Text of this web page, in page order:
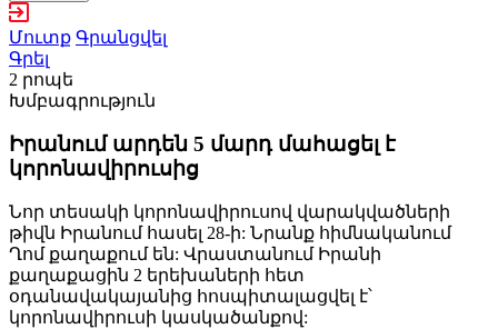
Մուտք Գրանցվել
Գրել
2 րոպե
Խմբագրություն
Իրանում արդեն 5 մարդ մահացել է
կորոնավիրուսից
Նոր տեսակի կորոնավիրուսով վարակվածների
թիվն Իրանում հասել 28-ի: Նրանք հիմնականում
Ղոմ քաղաքում են: Վրաստանում Իրանի
քաղաքացին 2 երեխաների հետ
օդանավակայանից հոսպիտալացվել է՝
կորոնավիրուսի կասկածանքով: